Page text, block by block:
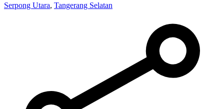
Serpong Utara, Tangerang Selatan